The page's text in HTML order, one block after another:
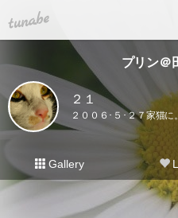
tuna.be
プリン＠
２１
Gallery